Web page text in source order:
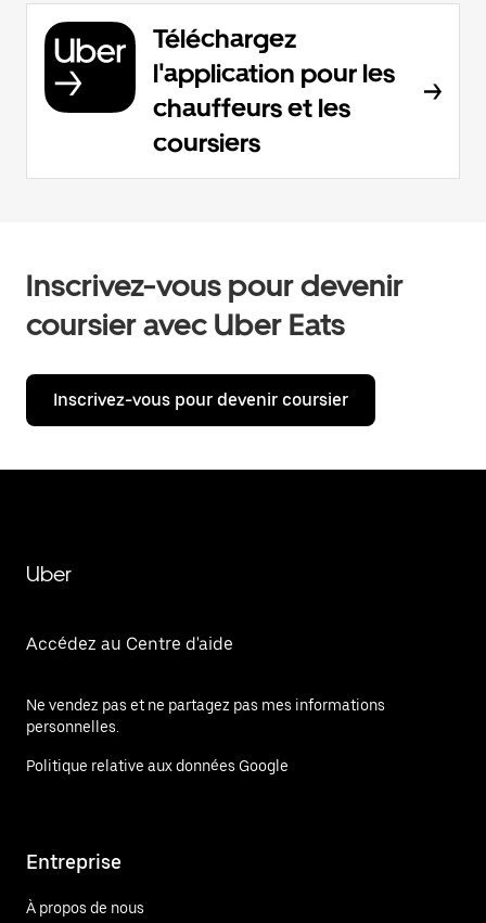
Téléchargez
l'application pour les
chauffeurs et les
coursiers
Inscrivez-vous pour devenir
coursier avec Uber Eats
Inscrivez-vous pour devenir coursier
Uber
Accédez au Centre d'aide
Ne vendez pas et ne partagez pas mes informations
personnelles.
Politique relative aux données Google
Entreprise
À propos de nous